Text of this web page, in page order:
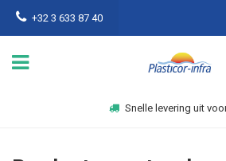
+32 3 633 87 40
Snelle levering uit